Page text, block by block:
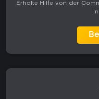
Erhalte Hilfe von der